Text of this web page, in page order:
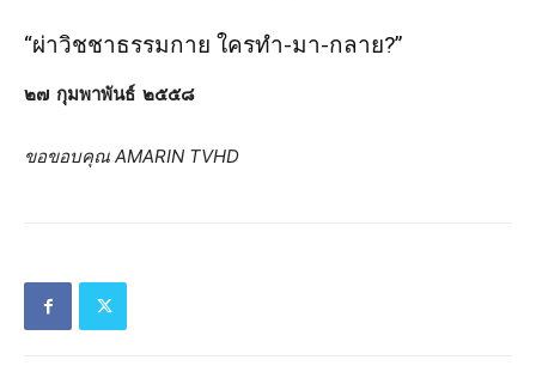
“ผ่าวิชชาธรรมกาย ใครทำ-มา-กลาย?”
๒๗ กุมพาพันธ์ ๒๕๕๘
ขอขอบคุณ AMARIN TVHD